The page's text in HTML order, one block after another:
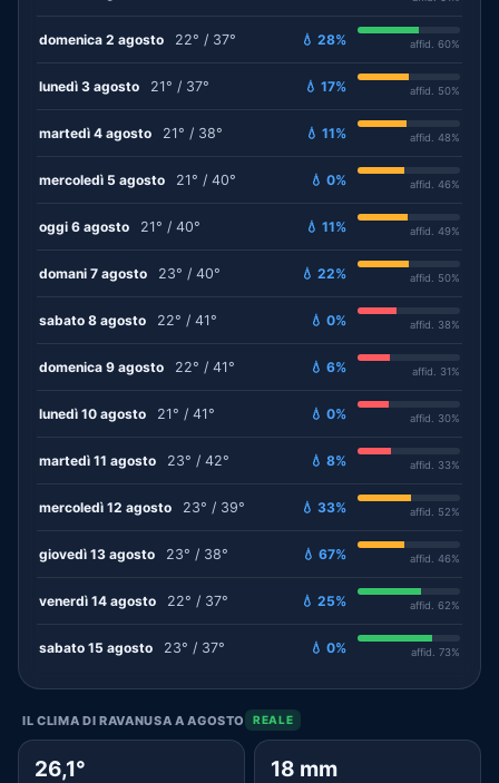
domenica 2 agosto 22° / 37° 💧 28% affid. 60%
lunedì 3 agosto 21° / 37° 💧 17% affid. 50%
martedì 4 agosto 21° / 38° 💧 11% affid. 48%
mercoledì 5 agosto 21° / 40° 💧 0% affid. 46%
oggi 6 agosto 21° / 40° 💧 11% affid. 49%
domani 7 agosto 23° / 40° 💧 22% affid. 50%
sabato 8 agosto 22° / 41° 💧 0% affid. 38%
domenica 9 agosto 22° / 41° 💧 6% affid. 31%
lunedì 10 agosto 21° / 41° 💧 0% affid. 30%
martedì 11 agosto 23° / 42° 💧 8% affid. 33%
mercoledì 12 agosto 23° / 39° 💧 33% affid. 52%
giovedì 13 agosto 23° / 38° 💧 67% affid. 46%
venerdì 14 agosto 22° / 37° 💧 25% affid. 62%
sabato 15 agosto 23° / 37° 💧 0% affid. 73%
IL CLIMA DI RAVANUSA A AGOSTO REALE
26,1° 18 mm